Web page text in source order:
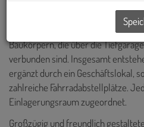
Der Gebäudekomplex besteht
Baukörpern, die über die
verbunden sind. Insgesamt
ergänzt durch ein Geschäftslokal,
zahlreiche Fahrradabstellplätze.
Einlagerungsraum zugeordnet.
Großzügig und freundlich